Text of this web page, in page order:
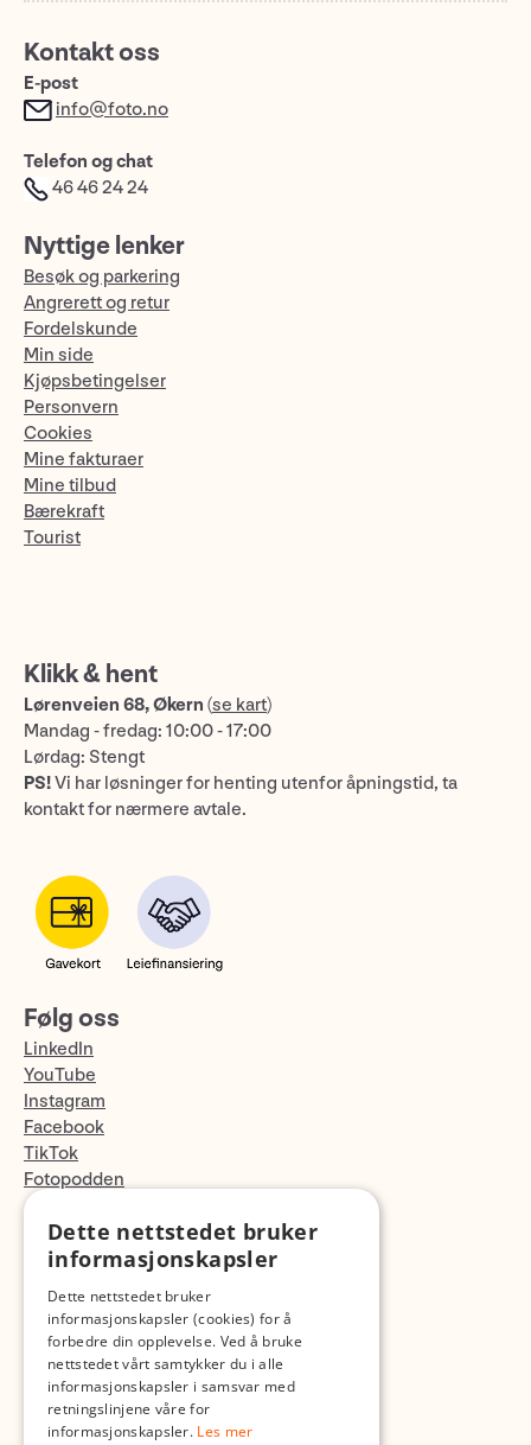
Kontakt oss
E-post
info@foto.no
Telefon og chat
46 46 24 24
Nyttige lenker
Besøk og parkering
Angrerett og retur
Fordelskunde
Min side
Kjøpsbetingelser
Personvern
Cookies
Mine fakturaer
Mine tilbud
Bærekraft
Tourist
Klikk & hent
Lørenveien 68, Økern (se kart)
Mandag - fredag: 10:00 - 17:00
Lørdag: Stengt
PS!Vi har løsninger for henting utenfor åpningstid, ta
kontakt for nærmere avtale.
Følg oss
LinkedIn
YouTube
Instagram
Facebook
TikTok
Fotopodden
Med forbehold om skrive- og lagerfeil
Dette nettstedet bruker
informasjonskapsler
Dette nettstedet bruker
informasjonskapsler (cookies) for å
forbedre din opplevelse. Ved å bruke
nettstedet vårt samtykker du i alle
informasjonskapsler i samsvar med
retningslinjene våre for
informasjonskapsler. Les mer